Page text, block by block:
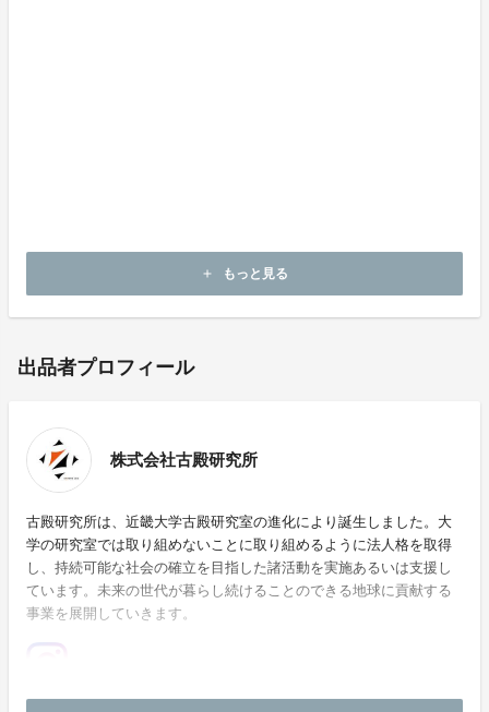
add もっと見る
出品者プロフィール
株式会社古殿研究所
古殿研究所は、近畿大学古殿研究室の進化により誕生しました。大
学の研究室では取り組めないことに取り組めるように法人格を取得
し、持続可能な社会の確立を目指した諸活動を実施あるいは支援し
ています。未来の世代が暮らし続けることのできる地球に貢献する
事業を展開していきます。